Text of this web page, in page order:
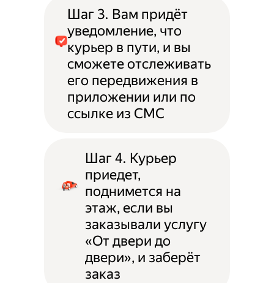
Шаг 3. Вам придёт
уведомление, что
курьер в пути, и вы
сможете отслеживать
его передвижения в
приложении или по
ссылке из СМС
Шаг 4. Курьер
приедет,
поднимется на
этаж, если вы
заказывали услугу
«От двери до
двери», и заберёт
заказ